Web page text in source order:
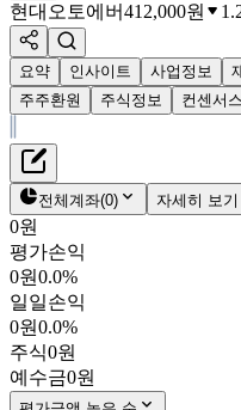
현대오토에버412,000원
요약 인사이트 사업정보
주주환원
주식정보 컨센서스
현대오토에버
412,000원
307950
KOSPI
시가총액
PBR6.21
PER62.49
fPER 53.98
재무정보
펀더멘탈
밸류에이션
주주환원
컨센서스
주식정보
전체계좌(0) 자세히 보기
0원
평가손익
0원0.0%
일일손익
0원0.0%
주식0원
예수금0원